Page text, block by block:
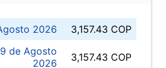
2026
3,157.43 COP
de Agosto
2026
3,157.43 COP